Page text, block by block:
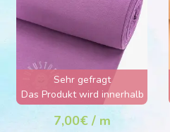
Sehr gefragt
Das Produkt wird innerhalb
von wenigen Stunden
ausverkauft sein
7,00€ / m